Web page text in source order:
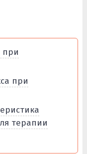
при
при
терапии